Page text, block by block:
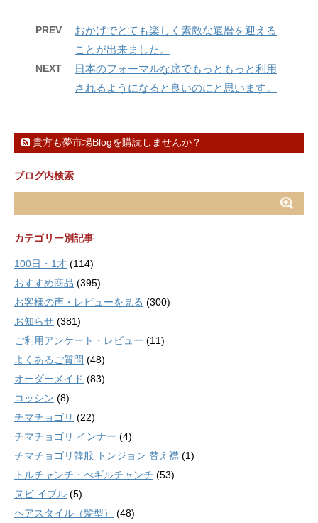
PREV
おかげでとても楽しく素敵な還暦を迎える
ことが出来ました。
NEXT
日本のフォーマルな席でもっともっと利用
されるようになると良いのにと思います。
貴方も夢市場Blogを購読しませんか？
ブログ内検索
カテゴリー別記事
100日・1才 (114)
おすすめ商品 (395)
お客様の声・レビューを見る (300)
お知らせ (381)
ご利用アンケート・レビュー (11)
よくあるご質問 (48)
オーダーメイド (83)
コッシン (8)
チマチョゴリ (22)
チマチョゴリ インナー (4)
チマチョゴリ韓服 トンジョン 替え襟 (1)
トルチャンチ・ぺギルチャンチ (53)
ヌビ イブル (5)
ヘアスタイル（髪型）
(48)